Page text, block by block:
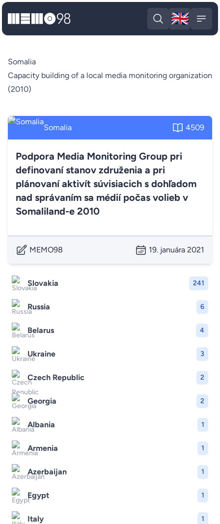
MEMO98
Open search
🇬🇧
Slovakia 241
Russia 6
Belarus 4
Ukraine 3
Czech Republic 2
Georgia 2
Albania 1
Armenia 1
Azerbaijan 1
Egypt 1
Italy 1
Somalia
Capacity building of a local media monitoring organization
(2010)
Somalia 4509
Podpora Media Monitoring Group pri
definovaní stanov združenia a pri
plánovaní aktivít súvisiacich s dohľadom
nad správaním sa médií počas volieb v
Somaliland-e 2010
MEMO98 19. januára 2021